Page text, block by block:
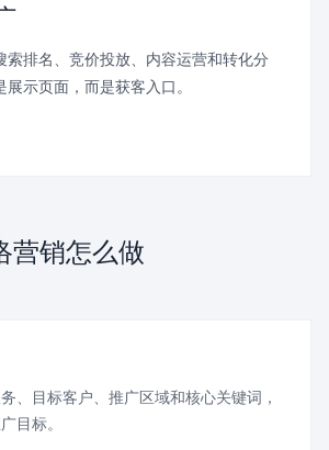
索排名、竞价投放、内容运营和转化分
示页面，而是获客入口。
营销怎么做
、目标客户、推广区域和核心关键词，
目标。